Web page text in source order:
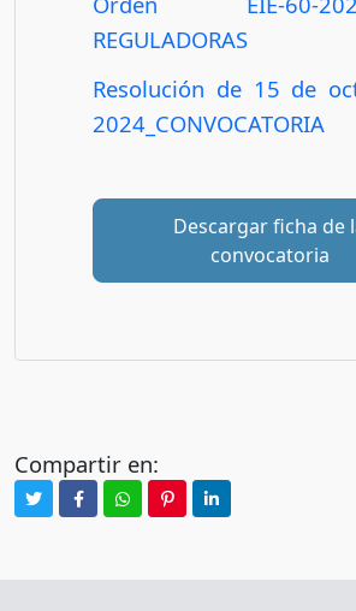
REGULADORAS
Resolución de 15 de
2024_CONVOCATORIA
Descargar ficha de
convocatoria
Compartir en: